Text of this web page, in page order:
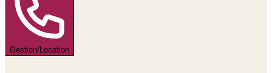
Gestion/Location